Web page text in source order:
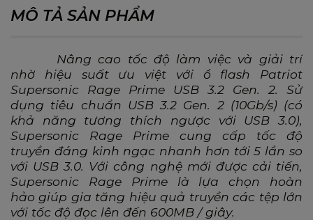
MÔ TẢ SẢN PHẨM
Nâng cao tốc độ làm việc và giải trí
nhờ hiệu suất ưu việt với ổ flash Patriot
Supersonic Rage Prime USB 3.2 Gen. 2. Sử
dụng tiêu chuẩn USB 3.2 Gen. 2 (10Gb/s) (có
khả năng tương thích ngược với USB 3.0),
Supersonic Rage Prime cung cấp tốc độ
truyền đáng kinh ngạc nhanh hơn tới 5 lần so
với USB 3.0. Với công nghệ mới được cải tiến,
Supersonic Rage Prime là lựa chọn hoàn
hảo giúp gia tăng hiệu quả truyền các tệp lớn
với tốc độ đọc lên đến 600MB / giây.